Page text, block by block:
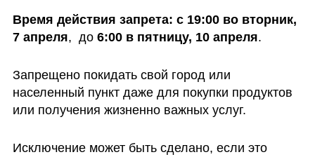
Время действия запрета: с 19:00 во вторник,
7 апреля,  до 6:00 в пятницу, 10 апреля.
Запрещено покидать свой город или
населенный пункт даже для покупки продуктов
или получения жизненно важных услуг.
Исключение может быть сделано, если это